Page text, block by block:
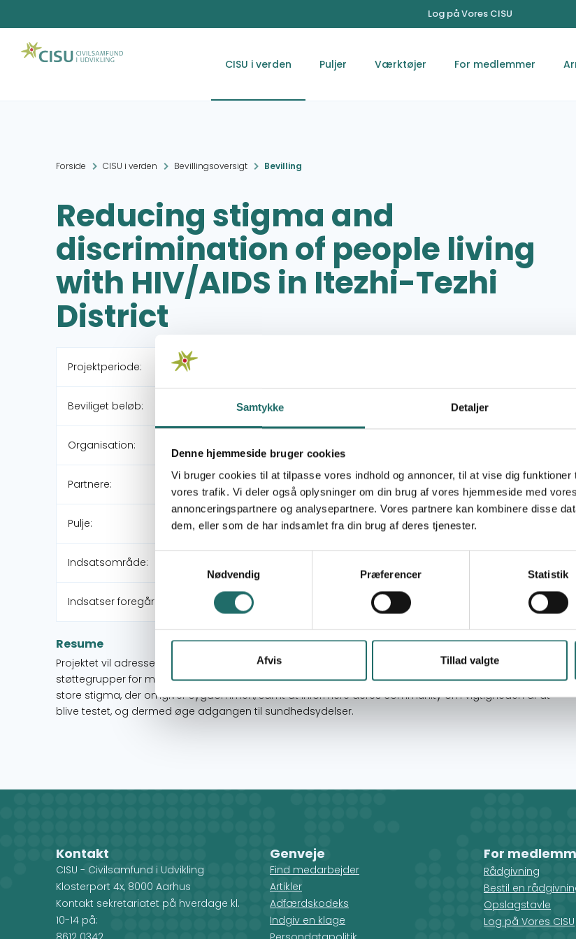
Samtykke Detaljer
Denne hjemmeside bruger cookies
Vi bruger cookies til at tilpasse vores indhold og annoncer, til at vise dig
vores trafik. Vi deler også oplysninger om din brug af vores hjemmeside med
annonceringspartnere og analysepartnere. Vores partnere kan kombinere disse
dem, eller som de har indsamlet fra din brug af deres tjenester.
Nødvendig
Præferencer Statistik
Afvis Tillad valgte
Log på Vores CISU
CISU i verden Puljer Værktøjer For medlemmer
Forside CISU i verden Bevillingsoversigt Bevilling
Reducing stigma and
discrimination of people living
with HIV/AIDS in Itezhi-Tezhi
District
Projektperiode:
Beviliget beløb:
Organisation:
Partnere: Itezh-tezhi Widows and Widowers Association
Pulje: Civilsamfundspuljen
Indsatsområde:
Indsatser foregår i:
Resume
Projektet vil adressere stigma og diskrimination af mennesker, der lever med hiv. Det vil oprette
støttegrupper for mennesker, der lever med hiv, og give dem redskaberne til selv at bekæmpe den
store stigma, der omgiver sygdommen, samt at informere deres community om vigtigheden af at
blive testet, og dermed øge adgangen til sundhedsydelser.
Kontakt
CISU - Civilsamfund i Udvikling
Klosterport 4x, 8000 Aarhus
Kontakt sekretariatet på hverdage kl.
10-14 på:
Genveje
Find medarbejder
Artikler
Adfærdskodeks
Indgiv en klage
For
Rådgivning
Bestil en
Opslagstavle
Log på Vores CISU